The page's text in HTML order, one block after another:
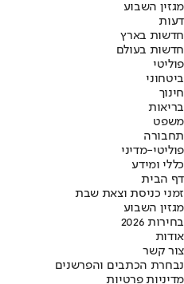
מגזין השבוע
דעות
חדשות בארץ
חדשות בעולם
פוליטי
ביטחוני
חינוך
בריאות
משפט
תחבורה
פוליטי-מדיני
כללי ומידע
דף הבית
זמני כניסת וצאת שבת
מגזין השבוע
בחירות 2026
אודות
צור קשר
נבחרת הכתבים והפרשנים
מדיניות פרטיות